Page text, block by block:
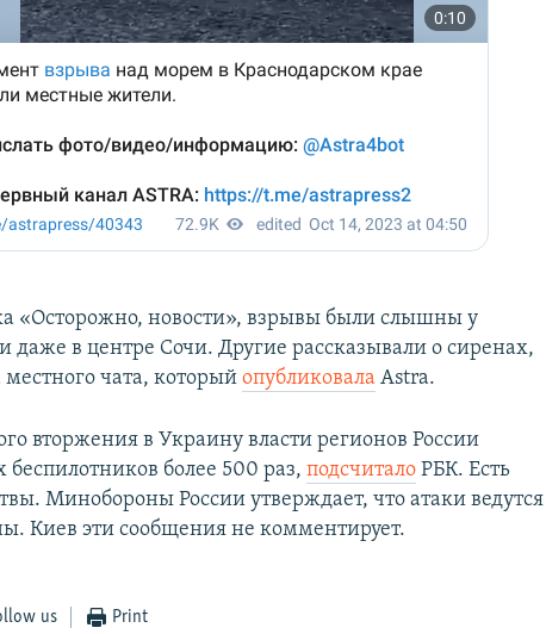
«Осторожно, новости», взрывы были слышны у
даже в центре Сочи. Другие рассказывали о сиренах,
местного чата, которыйопубликовала Astra.
вторжения в Украину власти регионов России
беспилотников более 500 раз, подсчиталоРБК. Есть
Минобороны России утверждает, что атаки ведутся
Киев эти сообщения не комментирует.
us Print